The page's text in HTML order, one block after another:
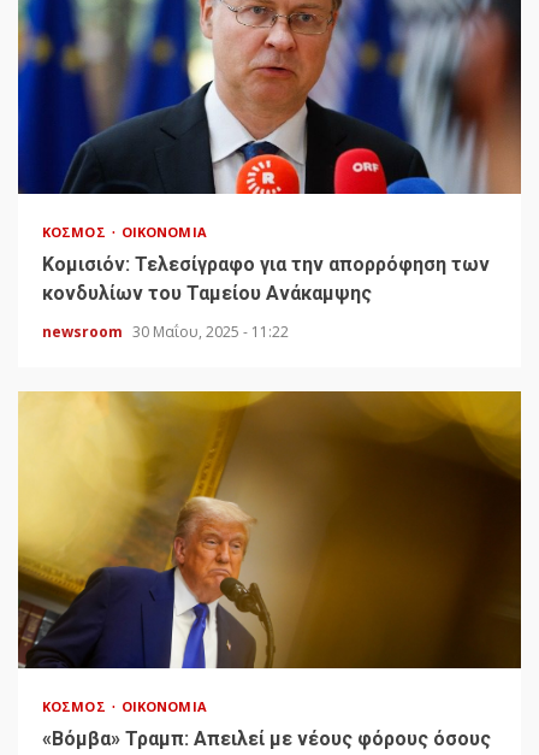
ΚΌΣΜΟΣ ΟΙΚΟΝΟΜΊΑ
Κομισιόν: Τελεσίγραφο για την απορρόφηση των
κονδυλίων του Ταμείου Ανάκαμψης
newsroom 30 Μαΐου, 2025 - 11:22
ΚΌΣΜΟΣ ΟΙΚΟΝΟΜΊΑ
«Bόμβα» Τραμπ: Απειλεί με νέους φόρους όσους